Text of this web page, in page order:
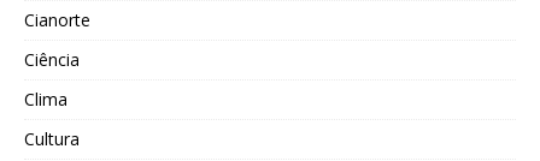
Cianorte
Ciência
Clima
Cultura